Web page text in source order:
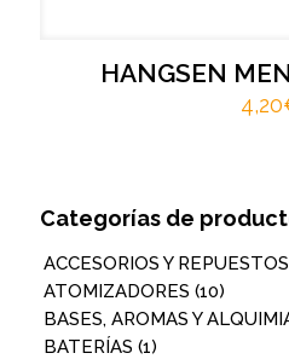
HANGSEN
4,20
Categorías de
ACCESORIOS Y REPUESTOS
ATOMIZADORES (10)
BASES, AROMAS Y
BATERÍAS (1)